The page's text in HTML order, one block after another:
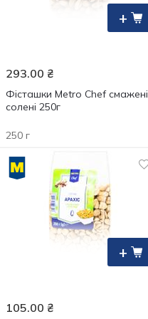
+
293.00 ₴
Фісташки Metro Chef смажені
солені 250г
250 г
+
105.00 ₴